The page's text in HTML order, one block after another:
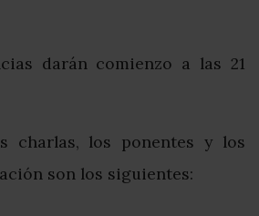
darán comienzo a las 21
charlas, los ponentes y los
son los siguientes: